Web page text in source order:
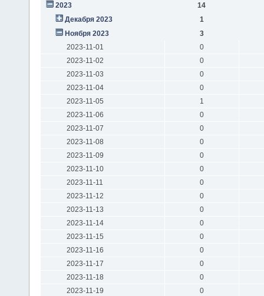
2023
14
Декабря 2023
1
Ноября 2023
3
2023-11-01
0
2023-11-02
0
2023-11-03
0
2023-11-04
0
2023-11-05
1
2023-11-06
0
2023-11-07
0
2023-11-08
0
2023-11-09
0
2023-11-10
0
2023-11-11
0
2023-11-12
0
2023-11-13
0
2023-11-14
0
2023-11-15
0
2023-11-16
0
2023-11-17
0
2023-11-18
0
2023-11-19
0